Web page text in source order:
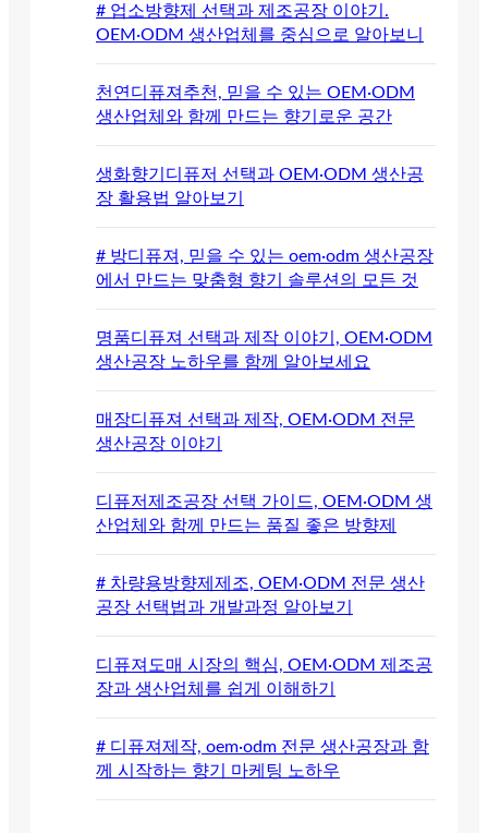
# 업소방향제 선택과 제조공장 이야기.
OEM·ODM 생산업체를 중심으로 알아보니
천연디퓨져추천, 믿을 수 있는 OEM·ODM
생산업체와 함께 만드는 향기로운 공간
생화향기디퓨저 선택과 OEM·ODM 생산공
장 활용법 알아보기
# 방디퓨져, 믿을 수 있는 oem·odm 생산공장
에서 만드는 맞춤형 향기 솔루션의 모든 것
명품디퓨져 선택과 제작 이야기, OEM·ODM
생산공장 노하우를 함께 알아보세요
매장디퓨져 선택과 제작, OEM·ODM 전문
생산공장 이야기
디퓨저제조공장 선택 가이드, OEM·ODM 생
산업체와 함께 만드는 품질 좋은 방향제
# 차량용방향제제조, OEM·ODM 전문 생산
공장 선택법과 개발과정 알아보기
디퓨져도매 시장의 핵심, OEM·ODM 제조공
장과 생산업체를 쉽게 이해하기
# 디퓨져제작, oem·odm 전문 생산공장과 함
께 시작하는 향기 마케팅 노하우